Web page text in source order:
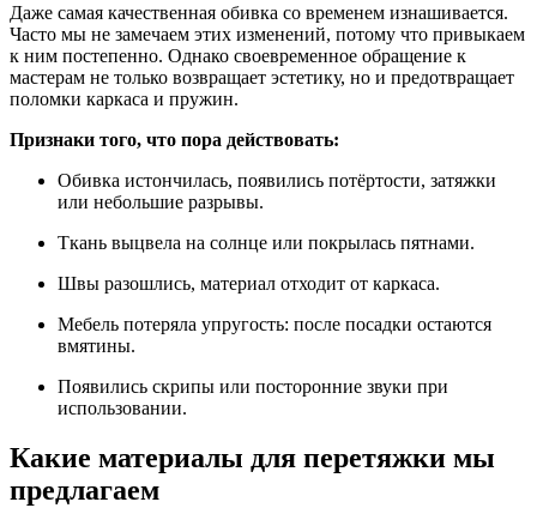
Даже самая качественная обивка со временем изнашивается.
Часто мы не замечаем этих изменений, потому что привыкаем
к ним постепенно. Однако своевременное обращение к
мастерам не только возвращает эстетику, но и предотвращает
поломки каркаса и пружин.
Признаки того, что пора действовать:
Обивка истончилась, появились потёртости, затяжки
или небольшие разрывы.
Ткань выцвела на солнце или покрылась пятнами.
Швы разошлись, материал отходит от каркаса.
Мебель потеряла упругость: после посадки остаются
вмятины.
Появились скрипы или посторонние звуки при
использовании.
Какие материалы для перетяжки мы
предлагаем